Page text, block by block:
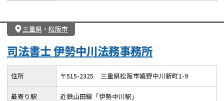
三重県 ・ 松阪市
司法書士 伊勢中川法務事務所
住所 〒515-2325 三重県松阪市嬉野中川新町1-9
最寄り駅 近鉄山田線「伊勢中川駅」